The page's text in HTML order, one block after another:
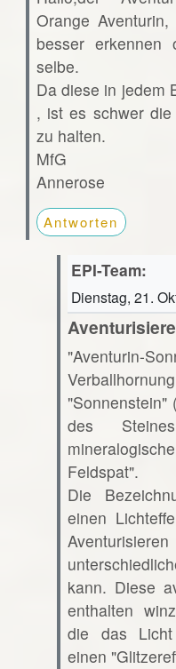
Orange
besser
selbe.
Da diese in jedem
, ist es schwer
zu halten.
MfG
Annerose
Antworten
EPI-Team:
Dienstag, 21.
"Sonnenstein"
des
Feldspat".
Die
einen
kann. Diese
enthalten
die das
einen